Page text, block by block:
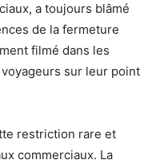
a toujours blâmé
de la fermeture
filmé dans les
sur leur point
restriction rare et
commerciaux. La